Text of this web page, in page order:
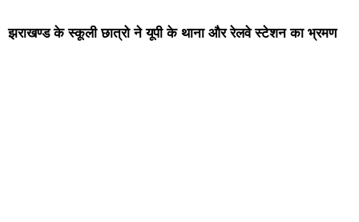
झराखण्ड के स्कूली छात्रो ने यूपी के थाना और रेलवे स्टेशन का भ्रमण